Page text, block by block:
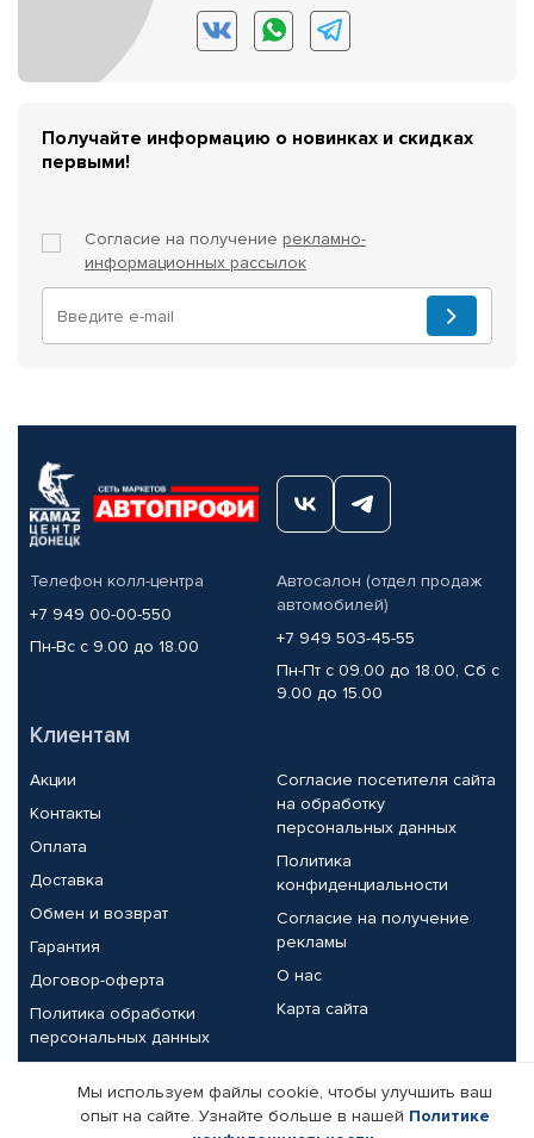
Получайте информацию о новинках и скидках
первыми!
Согласие на получение рекламно-
информационных рассылок
Телефон колл-центра
+7 949 00-00-550
Пн-Вс с 9.00 до 18.00
Автосалон (отдел продаж
автомобилей)
+7 949 503-45-55
Пн-Пт с 09.00 до 18.00, Сб с
9.00 до 15.00
Клиентам
Акции
Контакты
Оплата
Доставка
Обмен и возврат
Гарантия
Договор-оферта
Политика обработки
персональных данных
Согласие посетителя сайта
на обработку
персональных данных
Политика
конфиденциальности
Согласие на получение
рекламы
О нас
Карта сайта
Партнерам
Мы используем файлы cookie, чтобы улучшить ваш
опыт на сайте. Узнайте больше в нашей Политике